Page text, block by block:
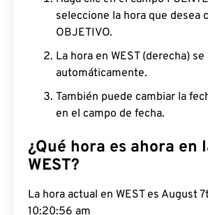
seleccione la hora que desea
OBJETIVO.
La hora en WEST (derecha)
automáticamente.
También puede cambiar la
en el campo de fecha.
¿Qué hora es ahora en
WEST?
La hora actual en WEST es August
10:20:57 am